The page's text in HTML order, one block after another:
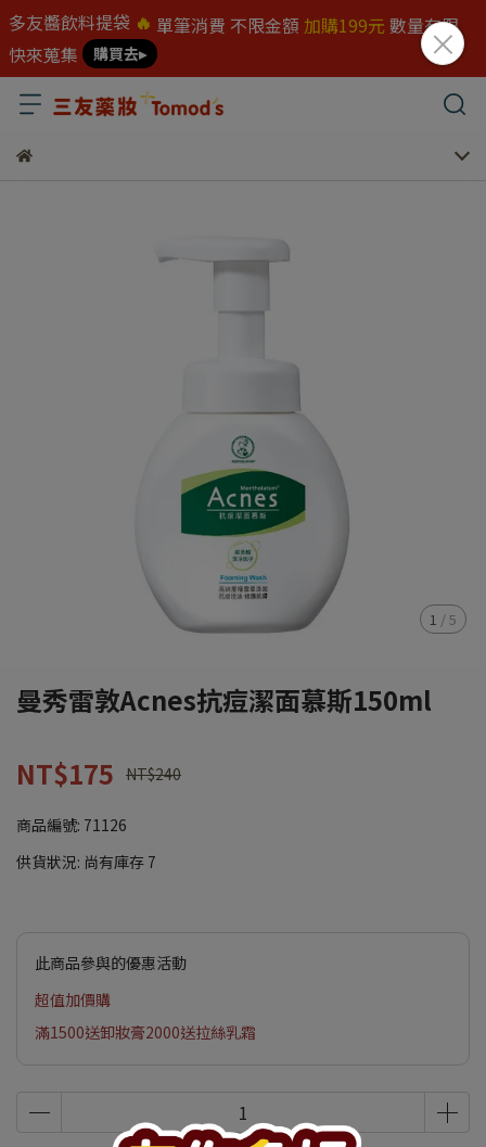
多友醬飲料提袋 🔥 單筆消費 不限金額 加購199元 數量有限
快來蒐集
購買去▸
1 /5
曼秀雷敦Acnes抗痘潔面慕斯150ml
NT$175 NT$240
商品編號: 71126
供貨狀況: 尚有庫存 7
此商品參與的優惠活動
超值加價購
滿1500送卸妝膏2000送拉絲乳霜